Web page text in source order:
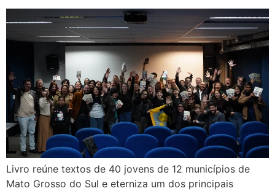
Livro reúne textos de 40 jovens de 12 municípios de
Mato Grosso do Sul e eterniza um dos principais